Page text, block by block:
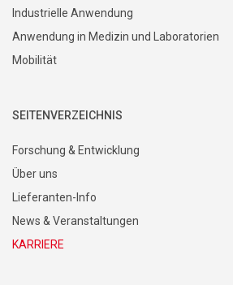
Industrielle Anwendung
Anwendung in Medizin und Laboratorien
Mobilität
SEITENVERZEICHNIS
Forschung & Entwicklung
Über uns
Lieferanten-Info
News & Veranstaltungen
KARRIERE